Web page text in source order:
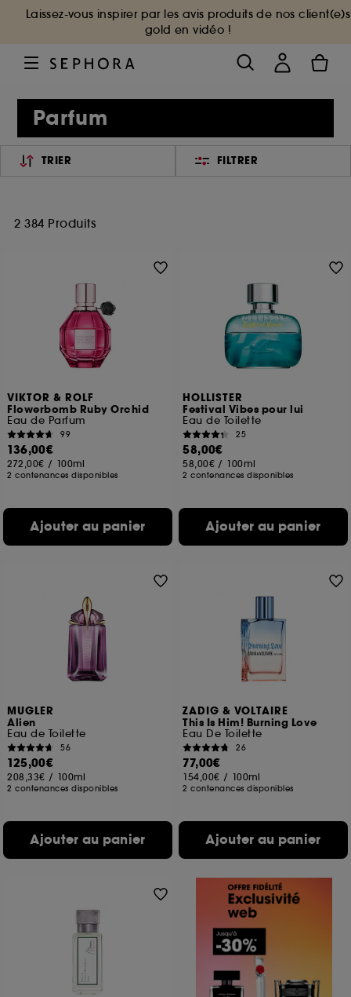
Laissez-vous inspirer par les avis produits de nos client(e)s
gold en vidéo !
Parfum
TRIER FILTRER
2 384 Produits
VIKTOR & ROLF
Flowerbomb Ruby Orchid
Eau de Parfum
99
136,00€
272,00€ / 100ml
2 contenances disponibles
Ajouter au panier
HOLLISTER
Festival Vibes pour lui
Eau de Toilette
25
58,00€
58,00€ / 100ml
2 contenances disponibles
Ajouter au panier
MUGLER
Alien
Eau de Toilette
56
125,00€
208,33€ / 100ml
2 contenances disponibles
Ajouter au panier
ZADIG & VOLTAIRE
This Is Him! Burning Love
Eau De Toilette
26
77,00€
154,00€ / 100ml
2 contenances disponibles
Ajouter au panier